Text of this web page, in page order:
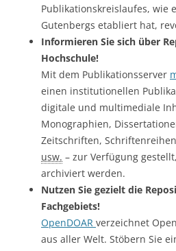
Publikationskreislaufes, wie
Gutenbergs etabliert hat,
Informieren Sie sich über
Hochschule!
Mit dem Publikationsserver
einen institutionellen
digitale und multimediale
Monographien,
Zeitschriften,
usw. – zur Verfügung
archiviert werden.
Nutzen Sie gezielt die
Fachgebiets!
OpenDOAR verzeichnet
aus aller Welt. Stöbern Sie